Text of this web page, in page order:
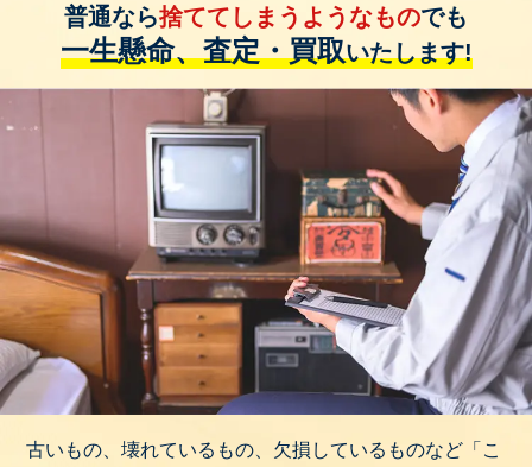
普通なら捨ててしまうようなものでも
一生懸命、査定・買取いたします!
古いもの、壊れているもの、欠損しているものなど「こ